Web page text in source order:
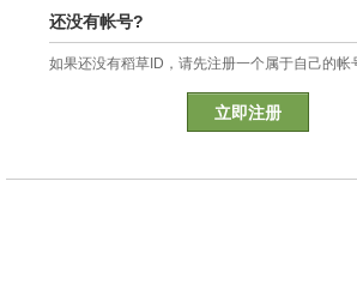
还没有帐号?
如果还没有稻草ID，请先注册一个属于自己的帐
立即注册